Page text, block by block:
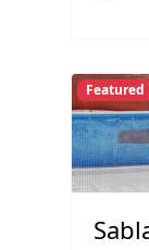
Featured